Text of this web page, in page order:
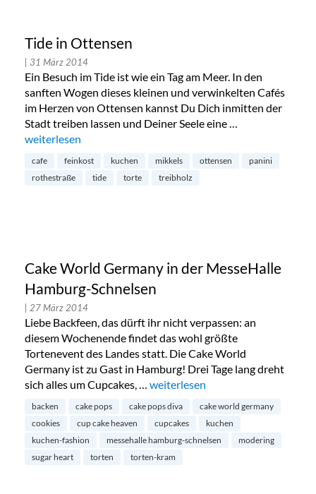
Tide in Ottensen
| 31 März 2014
Ein Besuch im Tide ist wie ein Tag am Meer. In den
sanften Wogen dieses kleinen und verwinkelten Cafés
im Herzen von Ottensen kannst Du Dich inmitten der
Stadt treiben lassen und Deiner Seele eine …
„Tide in Ottensen“
weiterlesen
cafe feinkost kuchen mikkels ottensen
panini
rothestraße
tide torte treibholz
Cake World Germany in der MesseHalle
Hamburg-Schnelsen
| 27 März 2014
Liebe Backfeen, das dürft ihr nicht verpassen: an
diesem Wochenende findet das wohl größte
Tortenevent des Landes statt. Die Cake World
Germany ist zu Gast in Hamburg! Drei Tage lang dreht
sich alles um Cupcakes, … „Cake World Germany in der
weiterlesen
backen cake pops cake pops diva
cake world germany
cookies
cup cake heaven cupcakes
kuchen
kuchen-fashion
messehalle hamburg-schnelsen
modering
sugar heart
torten torten-kram